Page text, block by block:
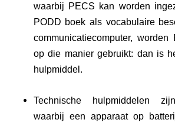
waarbij PECS kan worden
PODD boek als vocabulaire
communicatiecomputer,
op die manier gebruikt: dan is
hulpmiddel.
Technische hulpmiddelen
waarbij een apparaat op